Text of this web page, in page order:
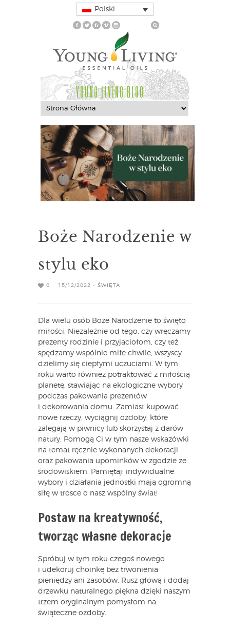
Polski
YOUNG LIVING BLOG
Boże Narodzenie w
stylu eko
0 15/12/2022 - ŚWIĘTA
Dla wielu osób Boże Narodzenie to święto
miłości. Niezależnie od tego, czy wręczamy
prezenty rodzinie i przyjaciołom, czy też
spędzamy wspólnie miłe chwile, wszyscy
dzielimy się ciepłymi uczuciami. W tym
roku warto również potraktować z miłością
planetę, stawiając na ekologiczne wybory
podczas pakowania prezentów
i dekorowania domu. Zamiast kupować
nowe rzeczy, wyciągnij ozdoby, które
zalegają w piwnicy lub skorzystaj z darów
natury. Pomogą Ci w tym nasze wskazówki
na temat ręcznie wykonanych dekoracji
oraz pakowania upominków w zgodzie ze
środowiskiem. Pamiętaj: indywidualne
wybory i działania jednostki mają ogromną
siłę w trosce o nasz wspólny świat!
Postaw na kreatywność,
tworząc własne dekoracje
Spróbuj w tym roku czegoś nowego
i udekoruj choinkę bez trwonienia
pieniędzy ani zasobów. Rusz głową i dodaj
drzewku naturalnego piękna dzięki naszym
trzem oryginalnym pomysłom na
świąteczne ozdoby.